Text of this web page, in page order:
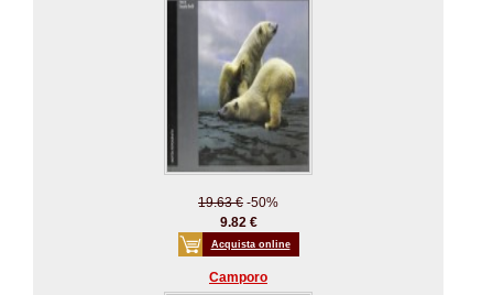
19.63 € -50%
9.82 €
Acquista online
Camporo